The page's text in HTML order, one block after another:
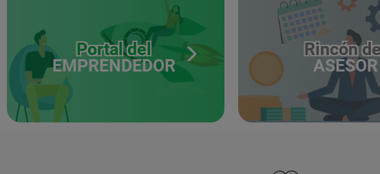
Portal del
EMPRENDEDOR
Rincón
ASESOR